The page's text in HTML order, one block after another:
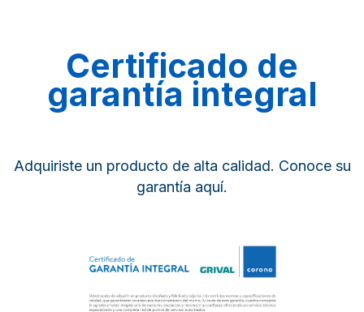
Certificado de
garantía integral
Adquiriste un producto de alta calidad. Conoce su
garantía aquí.